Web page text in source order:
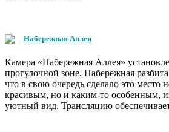
Набережная Аллея
Камера «Набережная Аллея»
прогулочной зоне. Набережная
что в свою очередь сделало это место
красивым, но и каким-то особенным,
уютный вид. Трансляцию